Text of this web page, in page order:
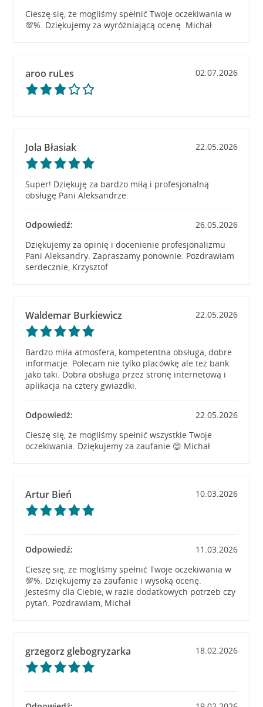
Cieszę się, że mogliśmy spełnić Twoje oczekiwania w
💯%. Dziękujemy za wyróżniającą ocenę. Michał
aroo ruLes 02.07.2026
Jola Błasiak 22.05.2026
Super! Dziękuję za bardzo miłą i profesjonalną
obsługę Pani Aleksandrze.
Odpowiedź:
26.05.2026
Dziękujemy za opinię i docenienie profesjonalizmu
Pani Aleksandry. Zapraszamy ponownie. Pozdrawiam
serdecznie, Krzysztof
Waldemar Burkiewicz 22.05.2026
Bardzo miła atmosfera, kompetentna obsługa, dobre
informacje. Polecam nie tylko placówkę ale też bank
jako taki. Dobra obsługa przez stronę internetową i
aplikacja na cztery gwiazdki.
Odpowiedź:
22.05.2026
Cieszę się, że mogliśmy spełnić wszystkie Twoje
oczekiwania. Dziękujemy za zaufanie 😊 Michał
Artur Bień 10.03.2026
Odpowiedź:
11.03.2026
Cieszę się, że mogliśmy spełnić Twoje oczekiwania w
💯%. Dziękujemy za zaufanie i wysoką ocenę.
Jesteśmy dla Ciebie, w razie dodatkowych potrzeb czy
pytań. Pozdrawiam, Michał
grzegorz glebogryzarka 18.02.2026